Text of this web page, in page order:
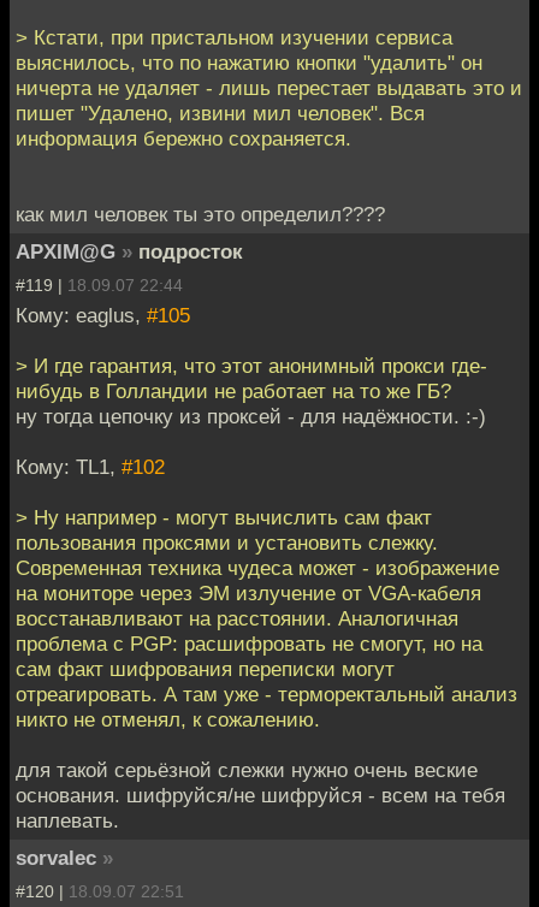
> Кстати, при пристальном изучении сервиса
выяснилось, что по нажатию кнопки "удалить" он
ничерта не удаляет - лишь перестает выдавать это и
пишет "Удалено, извини мил человек". Вся
информация бережно сохраняется.
как мил человек ты это определил????
APXIM@G » подросток
#119 | 18.09.07 22:44
Кому: eaglus, #105
> И где гарантия, что этот анонимный прокси где-
нибудь в Голландии не работает на то же ГБ?
ну тогда цепочку из проксей - для надёжности. :-)
Кому: TL1, #102
> Ну например - могут вычислить сам факт
пользования проксями и установить слежку.
Современная техника чудеса может - изображение
на мониторе через ЭМ излучение от VGA-кабеля
восстанавливают на расстоянии. Аналогичная
проблема с PGP: расшифровать не смогут, но на
сам факт шифрования переписки могут
отреагировать. А там уже - терморектальный анализ
никто не отменял, к сожалению.
для такой серьёзной слежки нужно очень веские
основания. шифруйся/не шифруйся - всем на тебя
наплевать.
sorvalec »
#120 | 18.09.07 22:51